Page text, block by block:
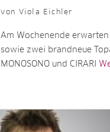
von Viola Eichler
Am Wochenende
sowie zwei brandneue
MONOSONO und CIRARI